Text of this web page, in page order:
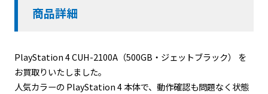
商品詳細
PlayStation 4 CUH-2100A（500GB・ジェットブラック）
を
お買取りいたしました。
人気カラーの PlayStation 4 本体で、動作確認も問題なく状態